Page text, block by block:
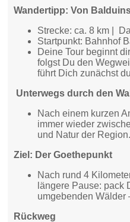
Wandertipp: Von
Strecke: ca. 8 km |
Startpunkt: Bahnhof
Deine Tour beginnt
folgst Du den
führt Dich zunächst
Unterwegs durch den
Nach einem kurzen
immer wieder
und Natur der Region.
Ziel: Der Goethepunkt
Nach rund 4
längere Pause: pack
umgebenden Wälder
Rückweg